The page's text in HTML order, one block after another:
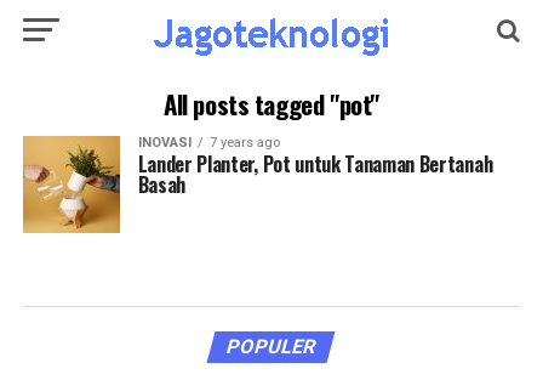
All posts tagged "pot"
INOVASI 7 years ago
Lander Planter, Pot untuk Tanaman Bertanah
Basah
POPULER